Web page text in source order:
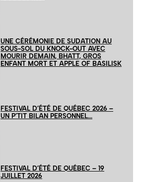
UNE CÉRÉMONIE DE SUDATION AU
SOUS-SOL DU KNOCK-OUT AVEC
MOURIR DEMAIN, BHATT, GROS
ENFANT MORT ET APPLE OF BASILISK
FESTIVAL D’ÉTÉ DE QUÉBEC 2026 –
UN P’TIT BILAN PERSONNEL…
FESTIVAL D’ÉTÉ DE QUÉBEC – 19
JUILLET 2026